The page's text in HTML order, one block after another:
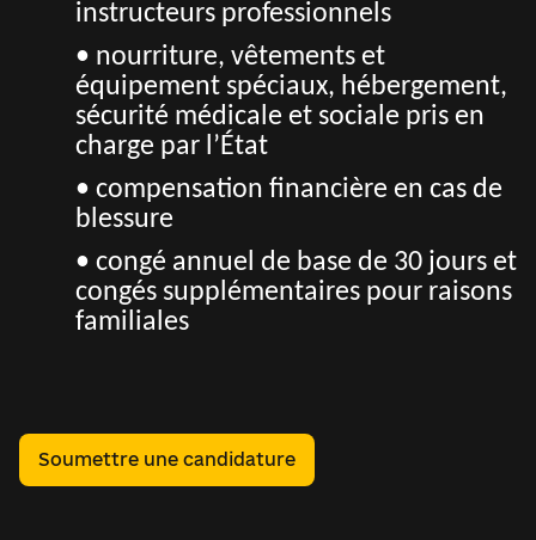
instructeurs professionnels
• nourriture, vêtements et
équipement spéciaux, hébergement,
sécurité médicale et sociale pris en
charge par l’État
• compensation financière en cas de
blessure
• congé annuel de base de 30 jours et
congés supplémentaires pour raisons
familiales
Soumettre une candidature